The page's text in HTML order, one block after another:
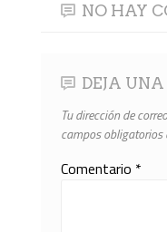
NO HAY
DEJA
Tu dirección de
campos
Comentario *